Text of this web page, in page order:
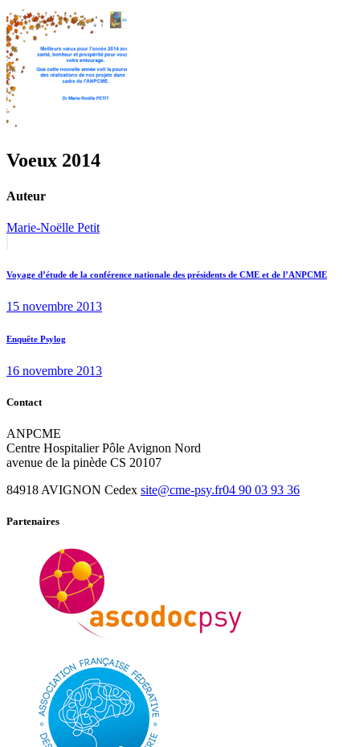
Voeux 2014
Auteur
Marie-Noëlle Petit
de
Voyage d’étude de la conférence nationale des présidents de CME et de l’ANPCME
15 novembre 2013
Next
Enquête Psylog
16 novembre 2013
Contact
ANPCME
Centre Hospitalier Pôle Avignon Nord
avenue de la pinède CS 20107
84918 AVIGNON Cedex site@cme-psy.fr04 90 03 93 36
Partenaires